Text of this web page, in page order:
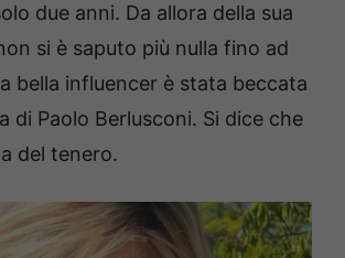
due anni. Da allora della sua
si è saputo più nulla fino ad
bella influencer è stata beccata
di Paolo Berlusconi. Si dice che
del tenero.